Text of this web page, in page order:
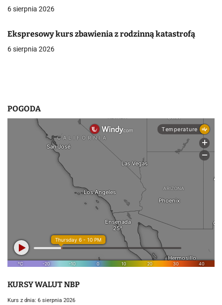
a
p
6 sierpnia 2026
Ekspresowy kurs zbawienia z rodzinną katastrofą
6 sierpnia 2026
POGODA
KURSY WALUT NBP
Kurs z dnia: 6 sierpnia 2026